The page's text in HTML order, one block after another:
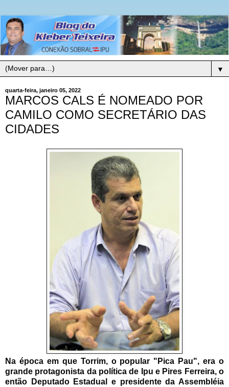
▼
quarta-feira, janeiro 05, 2022
MARCOS CALS É NOMEADO POR
CAMILO COMO SECRETÁRIO DAS
CIDADES
Na época em que Torrim, o popular "Pica Pau", era o
grande protagonista da política de Ipu e Pires Ferreira, o
então Deputado Estadual e presidente da Assembléia